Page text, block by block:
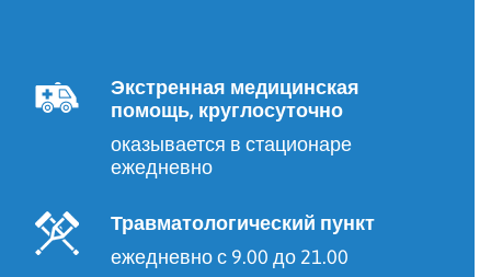
Экстренная медицинская
помощь, круглосуточно
оказывается в стационаре
ежедневно
Травматологический пункт
ежедневно с 9.00 до 21.00